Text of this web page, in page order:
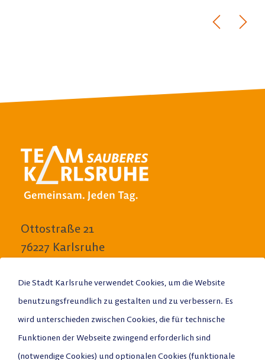
Ottostraße 21
76227 Karlsruhe
E-Mail schreiben
Anrufen
Stadtplan
Die Stadt Karlsruhe verwendet Cookies, um die Website
benutzungsfreundlich zu gestalten und zu verbessern. Es
wird unterschieden zwischen Cookies, die für technische
Funktionen der Webseite zwingend erforderlich sind
(notwendige Cookies) und optionalen Cookies (funktionale